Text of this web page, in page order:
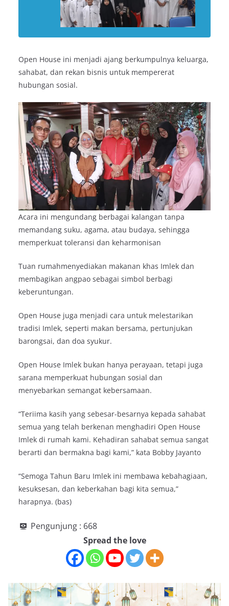
Open House ini menjadi ajang berkumpulnya keluarga,
sahabat, dan rekan bisnis untuk mempererat
hubungan sosial.
Acara ini mengundang berbagai kalangan tanpa
memandang suku, agama, atau budaya, sehingga
memperkuat toleransi dan keharmonisan
Tuan rumahmenyediakan makanan khas Imlek dan
membagikan angpao sebagai simbol berbagi
keberuntungan.
Open House juga menjadi cara untuk melestarikan
tradisi Imlek, seperti makan bersama, pertunjukan
barongsai, dan doa syukur.
Open House Imlek bukan hanya perayaan, tetapi juga
sarana memperkuat hubungan sosial dan
menyebarkan semangat kebersamaan.
“Teriima kasih yang sebesar-besarnya kepada sahabat
semua yang telah berkenan menghadiri Open House
Imlek di rumah kami. Kehadiran sahabat semua sangat
berarti dan bermakna bagi kami,” kata Bobby Jayanto
“Semoga Tahun Baru Imlek ini membawa kebahagiaan,
kesuksesan, dan keberkahan bagi kita semua,”
harapnya. (bas)
Pengunjung : 668
Spread the love